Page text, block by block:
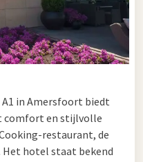
is er een geschikt
Hotel Apeldoorn - De
de snelweg en staat
keuken en rustige
u terecht bij Hotel
gelegen restaurant
en perfect voor een
uw reis.
in Amersfoort biedt
comfort en stijlvolle
restaurant, de
Het hotel staat bekend